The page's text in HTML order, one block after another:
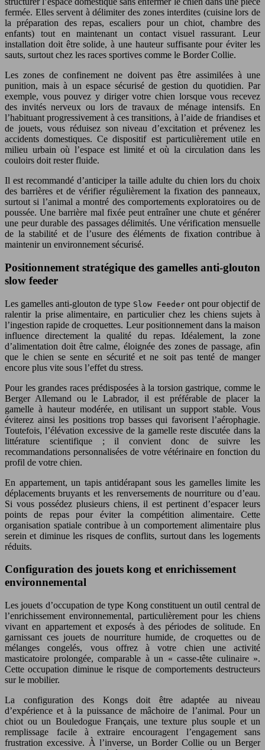
fermée. Elles servent à délimiter des zones interdites (cuisine lors de
la préparation des repas, escaliers pour un chiot, chambre des
enfants) tout en maintenant un contact visuel rassurant. Leur
installation doit être solide, à une hauteur suffisante pour éviter les
sauts, surtout chez les races sportives comme le Border Collie.
Les zones de confinement ne doivent pas être assimilées à une
punition, mais à un espace sécurisé de gestion du quotidien. Par
exemple, vous pouvez y diriger votre chien lorsque vous recevez
des invités nerveux ou lors de travaux de ménage intensifs. En
l’habituant progressivement à ces transitions, à l’aide de friandises et
de jouets, vous réduisez son niveau d’excitation et prévenez les
accidents domestiques. Ce dispositif est particulièrement utile en
milieu urbain où l’espace est limité et où la circulation dans les
couloirs doit rester fluide.
Il est recommandé d’anticiper la taille adulte du chien lors du choix
des barrières et de vérifier régulièrement la fixation des panneaux,
surtout si l’animal a montré des comportements exploratoires ou de
poussée. Une barrière mal fixée peut entraîner une chute et générer
une peur durable des passages délimités. Une vérification mensuelle
de la stabilité et de l’usure des éléments de fixation contribue à
maintenir un environnement sécurisé.
Positionnement stratégique des gamelles anti-glouton
slow feeder
Les gamelles anti-glouton de type Slow Feederont pour objectif de
ralentir la prise alimentaire, en particulier chez les chiens sujets à
l’ingestion rapide de croquettes. Leur positionnement dans la maison
influence directement la qualité du repas. Idéalement, la zone
d’alimentation doit être calme, éloignée des zones de passage, afin
que le chien se sente en sécurité et ne soit pas tenté de manger
encore plus vite sous l’effet du stress.
Pour les grandes races prédisposées à la torsion gastrique, comme le
Berger Allemand ou le Labrador, il est préférable de placer la
gamelle à hauteur modérée, en utilisant un support stable. Vous
éviterez ainsi les positions trop basses qui favorisent l’aérophagie.
Toutefois, l’élévation excessive de la gamelle reste discutée dans la
littérature scientifique ; il convient donc de suivre les
recommandations personnalisées de votre vétérinaire en fonction du
profil de votre chien.
En appartement, un tapis antidérapant sous les gamelles limite les
déplacements bruyants et les renversements de nourriture ou d’eau.
Si vous possédez plusieurs chiens, il est pertinent d’espacer leurs
points de repas pour éviter la compétition alimentaire. Cette
organisation spatiale contribue à un comportement alimentaire plus
serein et diminue les risques de conflits, surtout dans les logements
réduits.
Configuration des jouets kong et enrichissement
environnemental
Les jouets d’occupation de type Kong constituent un outil central de
l’enrichissement environnemental, particulièrement pour les chiens
vivant en appartement et exposés à des périodes de solitude. En
garnissant ces jouets de nourriture humide, de croquettes ou de
mélanges congelés, vous offrez à votre chien une activité
masticatoire prolongée, comparable à un « casse-tête culinaire ».
Cette occupation diminue le risque de comportements destructeurs
sur le mobilier.
La configuration des Kongs doit être adaptée au niveau
d’expérience et à la puissance de mâchoire de l’animal. Pour un
chiot ou un Bouledogue Français, une texture plus souple et un
remplissage facile à extraire encouragent l’engagement sans
frustration excessive. À l’inverse, un Border Collie ou un Berger